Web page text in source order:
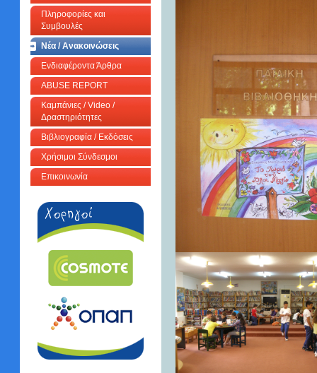
Πληροφορίες και
Συμβουλές
Νέα / Ανακοινώσεις
Ενδιαφέροντα Άρθρα
ABUSE REPORT
Καμπάνιες / Video /
Δραστηριότητες
Βιβλιογραφία / Εκδόσεις
Χρήσιμοι Σύνδεσμοι
Επικοινωνία